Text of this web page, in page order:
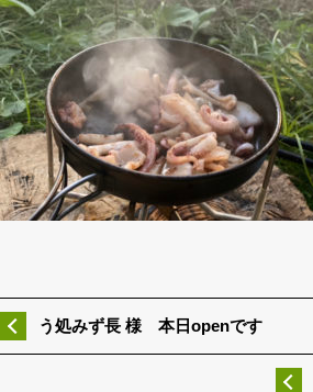
う処みず長 様 本日openです